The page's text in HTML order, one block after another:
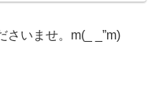
さいませ。m(_ _”m)